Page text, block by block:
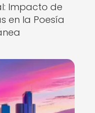
Impacto de
en la Poesía